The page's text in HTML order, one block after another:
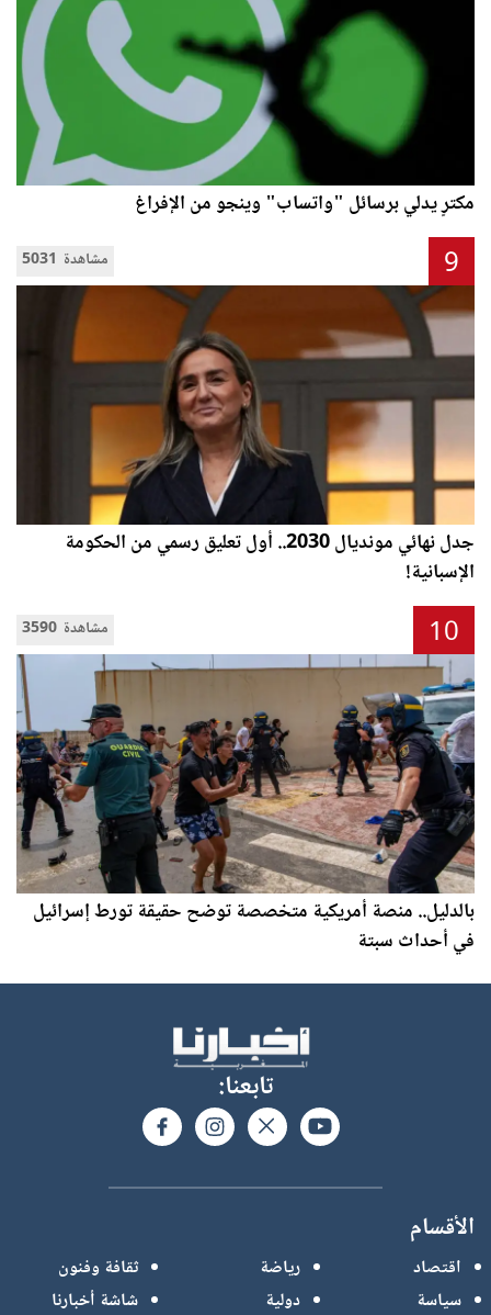
مكترٍ يدلي برسائل "واتساب" وينجو من الإفراغ
5031 مشاهدة 9
جدل نهائي مونديال 2030.. أول تعليق رسمي من الحكومة
الإسبانية!
3590 مشاهدة 10
بالدليل.. منصة أمريكية متخصصة توضح حقيقة تورط إسرائيل
في أحداث سبتة
تابعنا:
الأقسام
ثقافة وفنون
شاشة أخبارنا
رياضة
دولية
اقتصاد
سياسة